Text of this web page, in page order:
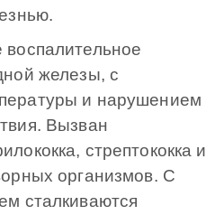
железы, с
и нарушением
Вызван
стрептококка и
организмов. С
сталкиваются